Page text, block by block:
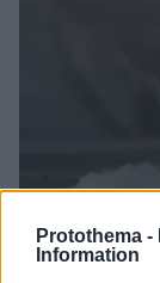
Protothema -
Information